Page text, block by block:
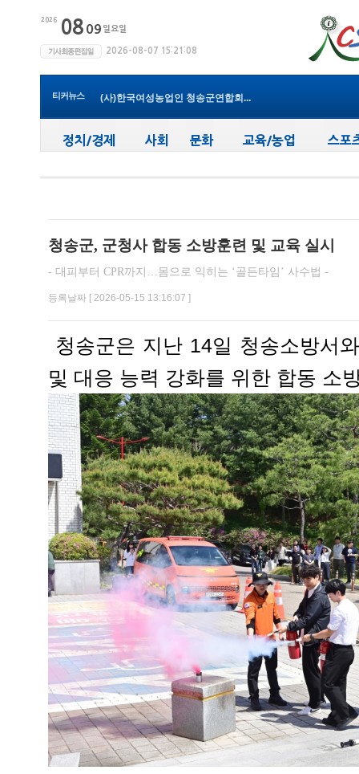
티커뉴스
청송군보건의료원, 비뇨의학과 진...
청송군, ‘지방세입 체납관리단’...
(사)한국여성농업인 청송군연합회...
청송군보건의료원, 2026년 지역사...
청송군, 대한배드민턴협회 2026년 ...
청송군, 군청사 합동 소방훈련 및 교육 실시
- 대피부터 CPR까지…몸으로 익히는 ‘골든타임’ 사수법 -
등록날짜 [ 2026-05-15 13:16:07 ]
청송군은 지난 14일 청송소방서
및 대응 능력 강화를 위한 합동 소